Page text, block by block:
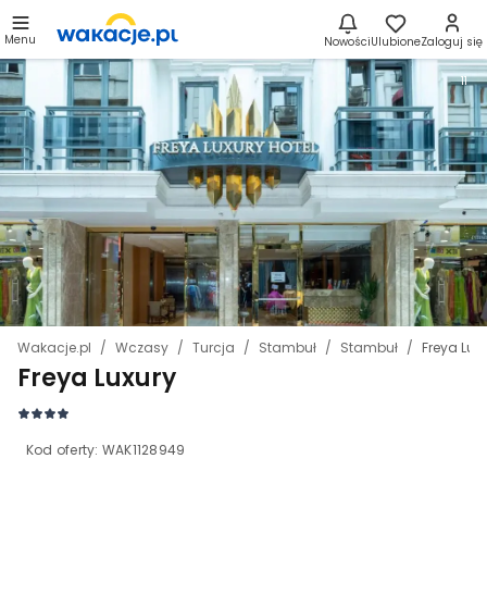
Menu NowościUlubioneZaloguj się
Wakacje.pl Wczasy Turcja Stambuł Stambuł Freya
Freya Luxury
Kod oferty: WAK1128949
11